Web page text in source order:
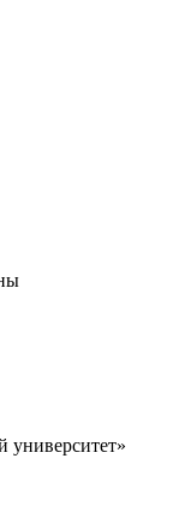
университет»